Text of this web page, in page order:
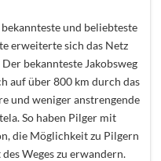
und beliebteste
erweiterte sich das Netz
bekannteste Jakobsweg
auf über 800 km durch das
und weniger anstrengende
So haben Pilger mit
die Möglichkeit zu Pilgern
Weges zu erwandern.